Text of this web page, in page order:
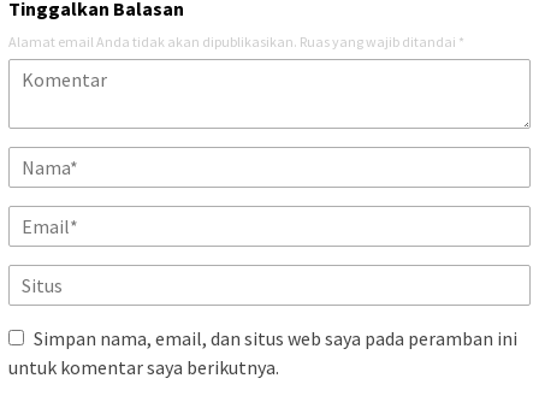
Tinggalkan Balasan
Alamat email Anda tidak akan dipublikasikan. Ruas yang wajib ditandai *
Simpan nama, email, dan situs web saya pada peramban ini
untuk komentar saya berikutnya.